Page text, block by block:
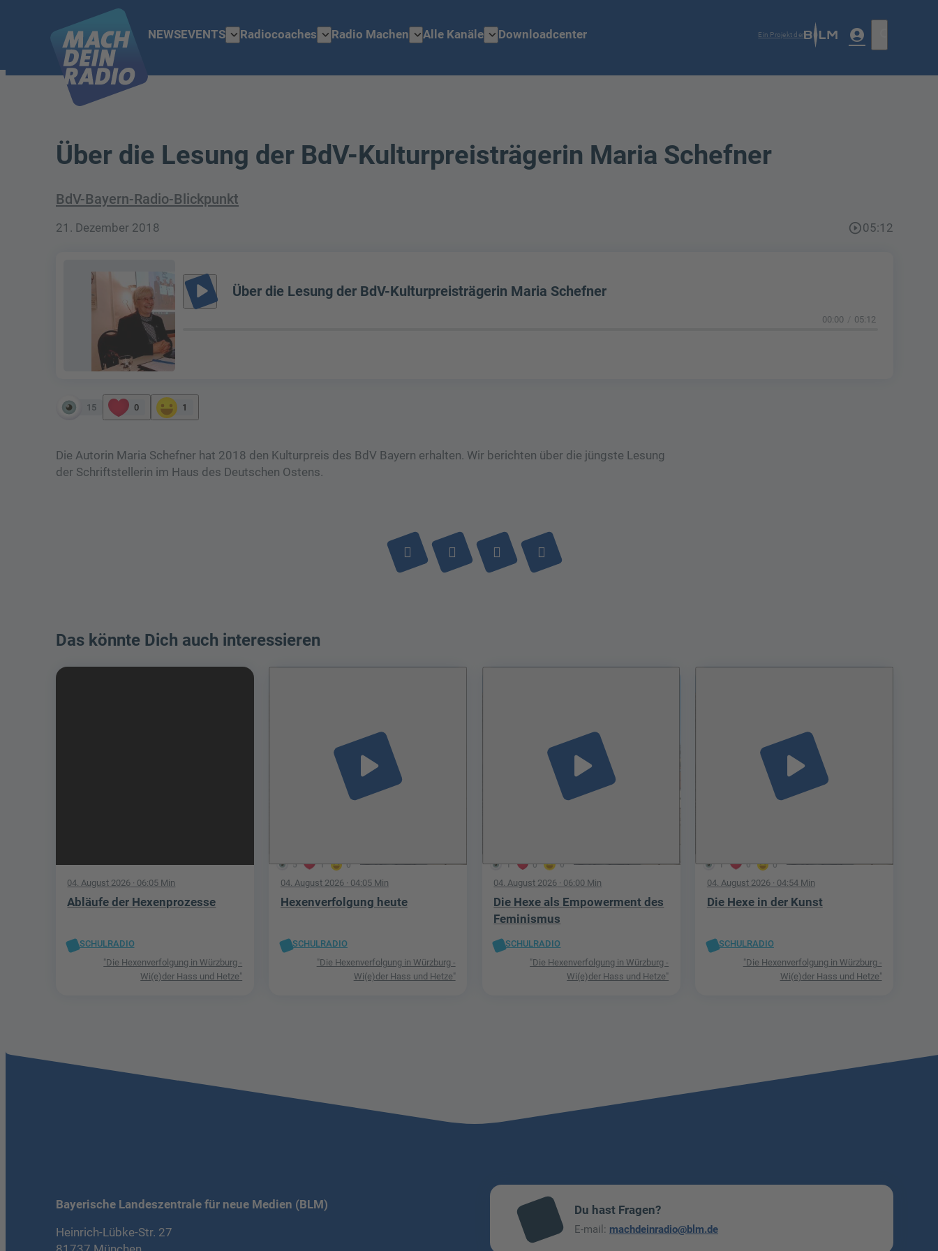
NEWSEVENTS expand_moreRadiocoaches expand_moreRadio Machen expand_moreAlle Kanäle expand_moreDownloadcenter Ein Projekt der account_circle
Über die Lesung der BdV-Kulturpreisträgerin Maria Schefner
BdV-Bayern-Radio-Blickpunkt
21. Dezember 2018 play_circle_outline05:12
play_arrow Über die Lesung der BdV-Kulturpreisträgerin Maria Schefner
00:00 05:12
15 0 1
Die Autorin Maria Schefner hat 2018 den Kulturpreis des BdV Bayern erhalten. Wir berichten über die jüngste Lesung
der Schriftstellerin im Haus des Deutschen Ostens.
Das könnte Dich auch interessieren
04. August 2026 · 06:05 Min
Abläufe der Hexenprozesse
SCHULRADIO
"Die Hexenverfolgung in Würzburg -
Wi(e)der Hass und Hetze"
5 1 0
play_arrow
04. August 2026· 04:05 Min
Hexenverfolgung heute
SCHULRADIO
"Die Hexenverfolgung in Würzburg -
Wi(e)der Hass und Hetze"
1 0 0
play_arrow
04. August 2026 · 06:00 Min
Die Hexe als Empowerment des
Feminismus
SCHULRADIO
"Die Hexenverfolgung in Würzburg -
Wi(e)der Hass und Hetze"
1 0 0
play_arrow
04. August 2026· 04:54 Min
Die Hexe in der Kunst
SCHULRADIO
"Die Hexenverfolgung in Würzburg -
Wi(e)der Hass und Hetze"
Bayerische Landeszentrale für neue Medien (BLM)
Heinrich-Lübke-Str. 27
mai
l
Du hast Fragen?
E-mail: machdeinradio@blm.de